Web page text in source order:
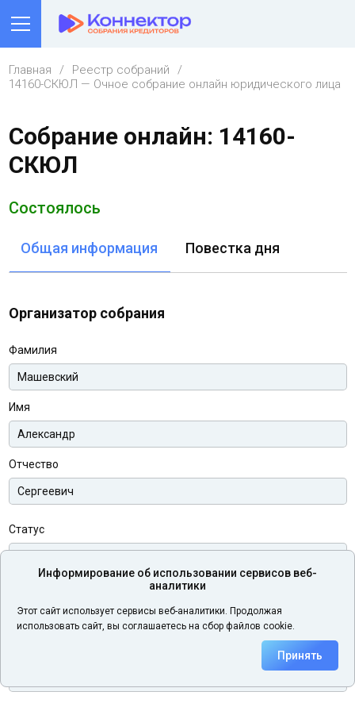
Главная
Реестр собраний
14160-СКЮЛ — Очное собрание онлайн юридического лица
Собрание онлайн: 14160-
СКЮЛ
Состоялось
Общая информация Повестка дня
Организатор собрания
Фамилия
Имя
Отчество
Статус
Информирование об использовании сервисов веб-
аналитики
Этот сайт использует сервисы веб-аналитики. Продолжая
использовать сайт, вы соглашаетесь на сбор файлов cookie.
Принять